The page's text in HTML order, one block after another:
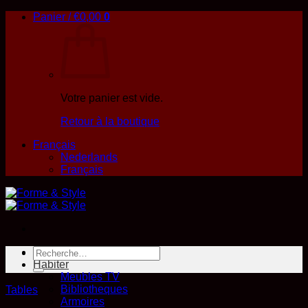
PasserPanier /€0,00 0
Votre panier est vide.
Retour à la boutique
Français
Nederlands
Français
O U T L E T
Habiter
Meubles TV
Bibliotheques
Armoires
Recherche
pour :
Tables